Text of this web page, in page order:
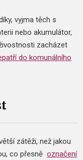
vyjma těch s
nebo akumulátor,
zacházet
do komunálního
zátěži, než jakou
co přesně označení